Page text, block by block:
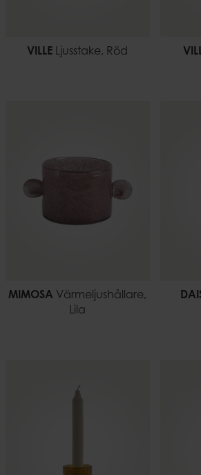
VILLE Ljusstake, Röd
MIMOSA Värmeljushållare,
Lila